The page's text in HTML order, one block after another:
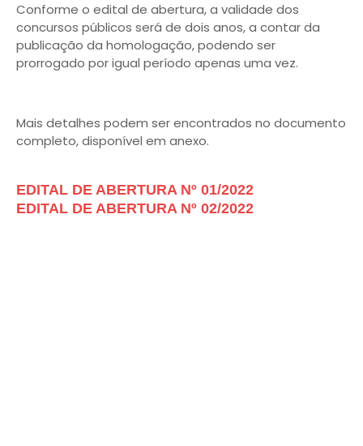
Conforme o edital de abertura, a validade dos
concursos públicos será de dois anos, a contar da
publicação da homologação, podendo ser
prorrogado por igual período apenas uma vez.
Mais detalhes podem ser encontrados no documento
completo, disponível em anexo.
EDITAL DE ABERTURA Nº 01/2022
EDITAL DE ABERTURA Nº 02/2022